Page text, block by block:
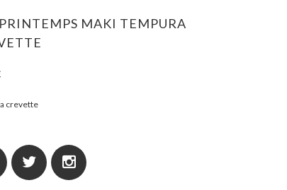
MAKI TEMPURA
crevette